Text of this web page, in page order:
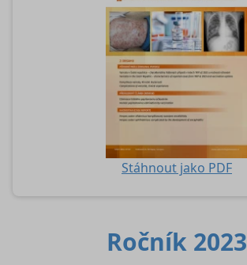
Stáhnout jako PDF
Ročník 2023